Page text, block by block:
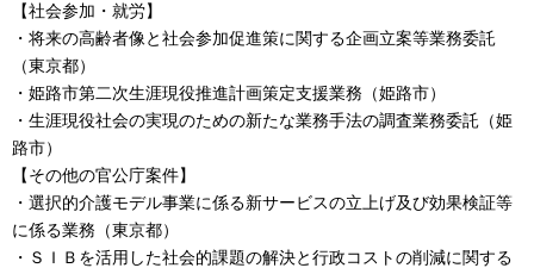
【社会参加・就労】
・将来の高齢者像と社会参加促進策に関する企画立案等業務委託
（東京都）
・姫路市第二次生涯現役推進計画策定支援業務（姫路市）
・生涯現役社会の実現のための新たな業務手法の調査業務委託（姫
路市）
【その他の官公庁案件】
・選択的介護モデル事業に係る新サービスの立上げ及び効果検証等
に係る業務（東京都）
・ＳＩＢを活用した社会的課題の解決と行政コストの削減に関する